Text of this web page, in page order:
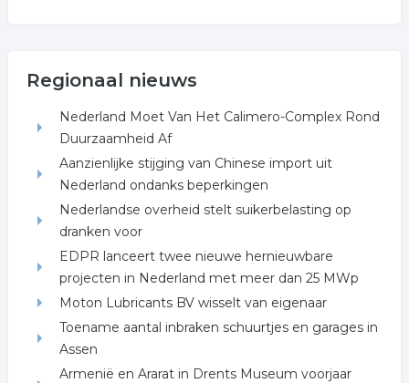
Regionaal nieuws
Nederland Moet Van Het Calimero-Complex Rond
Duurzaamheid Af
Aanzienlijke stijging van Chinese import uit
Nederland ondanks beperkingen
Nederlandse overheid stelt suikerbelasting op
dranken voor
EDPR lanceert twee nieuwe hernieuwbare
projecten in Nederland met meer dan 25 MWp
Moton Lubricants BV wisselt van eigenaar
Toename aantal inbraken schuurtjes en garages in
Assen
Armenië en Ararat in Drents Museum voorjaar